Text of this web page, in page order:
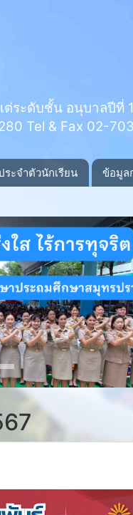
ต่ระดับชั้น อนุบาลปี
Tel & Fax 02-
ระจำตัวนักเรียน ข้อมูล